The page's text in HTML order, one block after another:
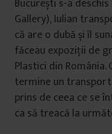
București s-a
Gallery), Iulian
că are o dubă și îl
făceau expoziții de
Plastici din
termine un
prins de ceea ce se
ca să treacă la